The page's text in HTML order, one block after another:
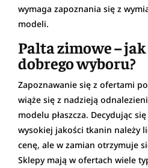
wymaga zapoznania się z
modeli.
Palta zimowe –
dobrego wyboru?
Zapoznawanie się z ofertami
wiąże się z nadzieją
modelu płaszcza. Decydując
wysokiej jakości tkanin należy
cenę, ale w zamian otrzymuje
Sklepy mają w ofertach wiele